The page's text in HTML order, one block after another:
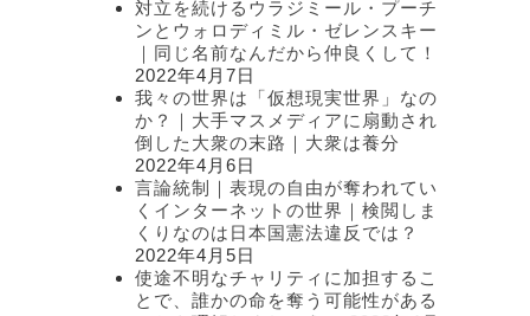
対立を続けるウラジミール・プーチ
ンとウォロディミル・ゼレンスキー
｜同じ名前なんだから仲良くして！
2022年4月7日
我々の世界は「仮想現実世界」なの
か？｜大手マスメディアに扇動され
倒した大衆の末路｜大衆は養分
2022年4月6日
言論統制｜表現の自由が奪われてい
くインターネットの世界｜検閲しま
くりなのは日本国憲法違反では？
2022年4月5日
使途不明なチャリティに加担するこ
とで、誰かの命を奪う可能性がある